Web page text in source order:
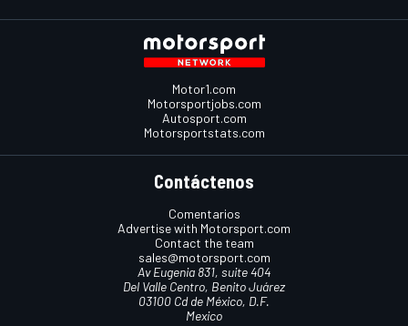
Motor1.com
Motorsportjobs.com
Autosport.com
Motorsportstats.com
Contáctenos
Comentarios
Advertise with Motorsport.com
Contact the team
sales@motorsport.com
Av Eugenia 831, suite 404
Del Valle Centro, Benito Juárez
03100 Cd de México, D.F.
Mexico